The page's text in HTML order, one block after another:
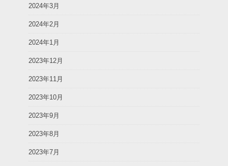
2024年3月
2024年2月
2024年1月
2023年12月
2023年11月
2023年10月
2023年9月
2023年8月
2023年7月